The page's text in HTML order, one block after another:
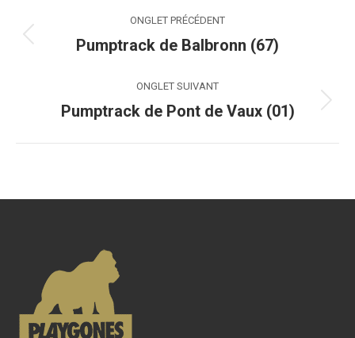
de
commentaire
ONGLET PRÉCÉDENT
Onglet
Pumptrack de Balbronn (67)
ONGLET SUIVANT
Onglet
Pumptrack de Pont de Vaux (01)